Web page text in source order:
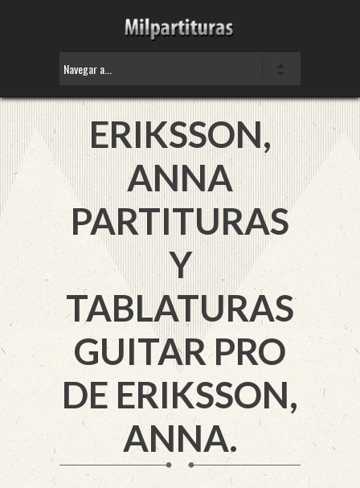
ERIKSSON,
ANNA
PARTITURAS
Y
TABLATURAS
GUITAR PRO
DE ERIKSSON,
ANNA.